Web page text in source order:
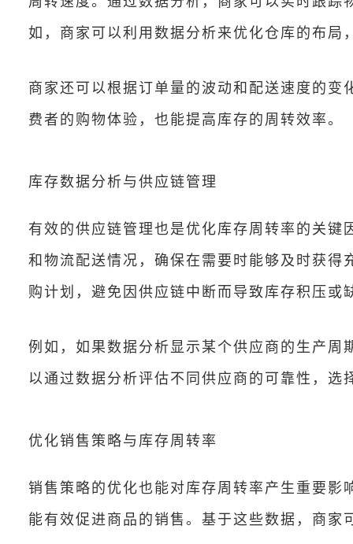
如，商家可以利用数据分析来优化仓库的布
商家还可以根据订单量的波动和配送速度的
费者的购物体验，也能提高库存的周转效率。
库存数据分析与供应链管理
有效的供应链管理也是优化库存周转率的关
和物流配送情况，确保在需要时能够及时获
购计划，避免因供应链中断而导致库存积压或
例如，如果数据分析显示某个供应商的生产
以通过数据分析评估不同供应商的可靠性，
优化销售策略与库存周转率
销售策略的优化也能对库存周转率产生重要
能有效促进商品的销售。基于这些数据，商